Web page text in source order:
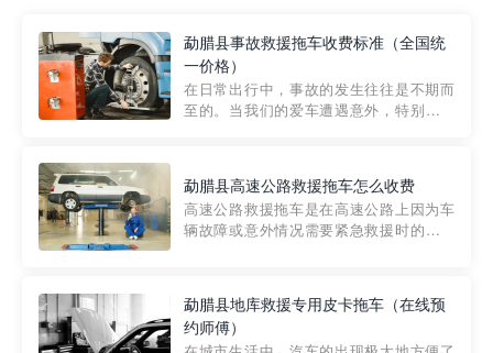
勐腊县事故救援拖车收费标准（全国统
一价格）
在日常出行中，事故的发生往往是不期而
至的。当我们的爱车遭遇意外，特别是在
细解析一下市区事故救援拖车的收费标
准，以及在选用拖车服务时应注...
勐腊县高速公路救援拖车怎么收费
高速公路救援拖车是在高速公路上因为车
辆故障或意外情况需要紧急救援时的必备
路救援拖车的收费标准是由当地交通管理
部门制定的。起步价通...
勐腊县地库救援专用皮卡拖车（在线预
约师傅）